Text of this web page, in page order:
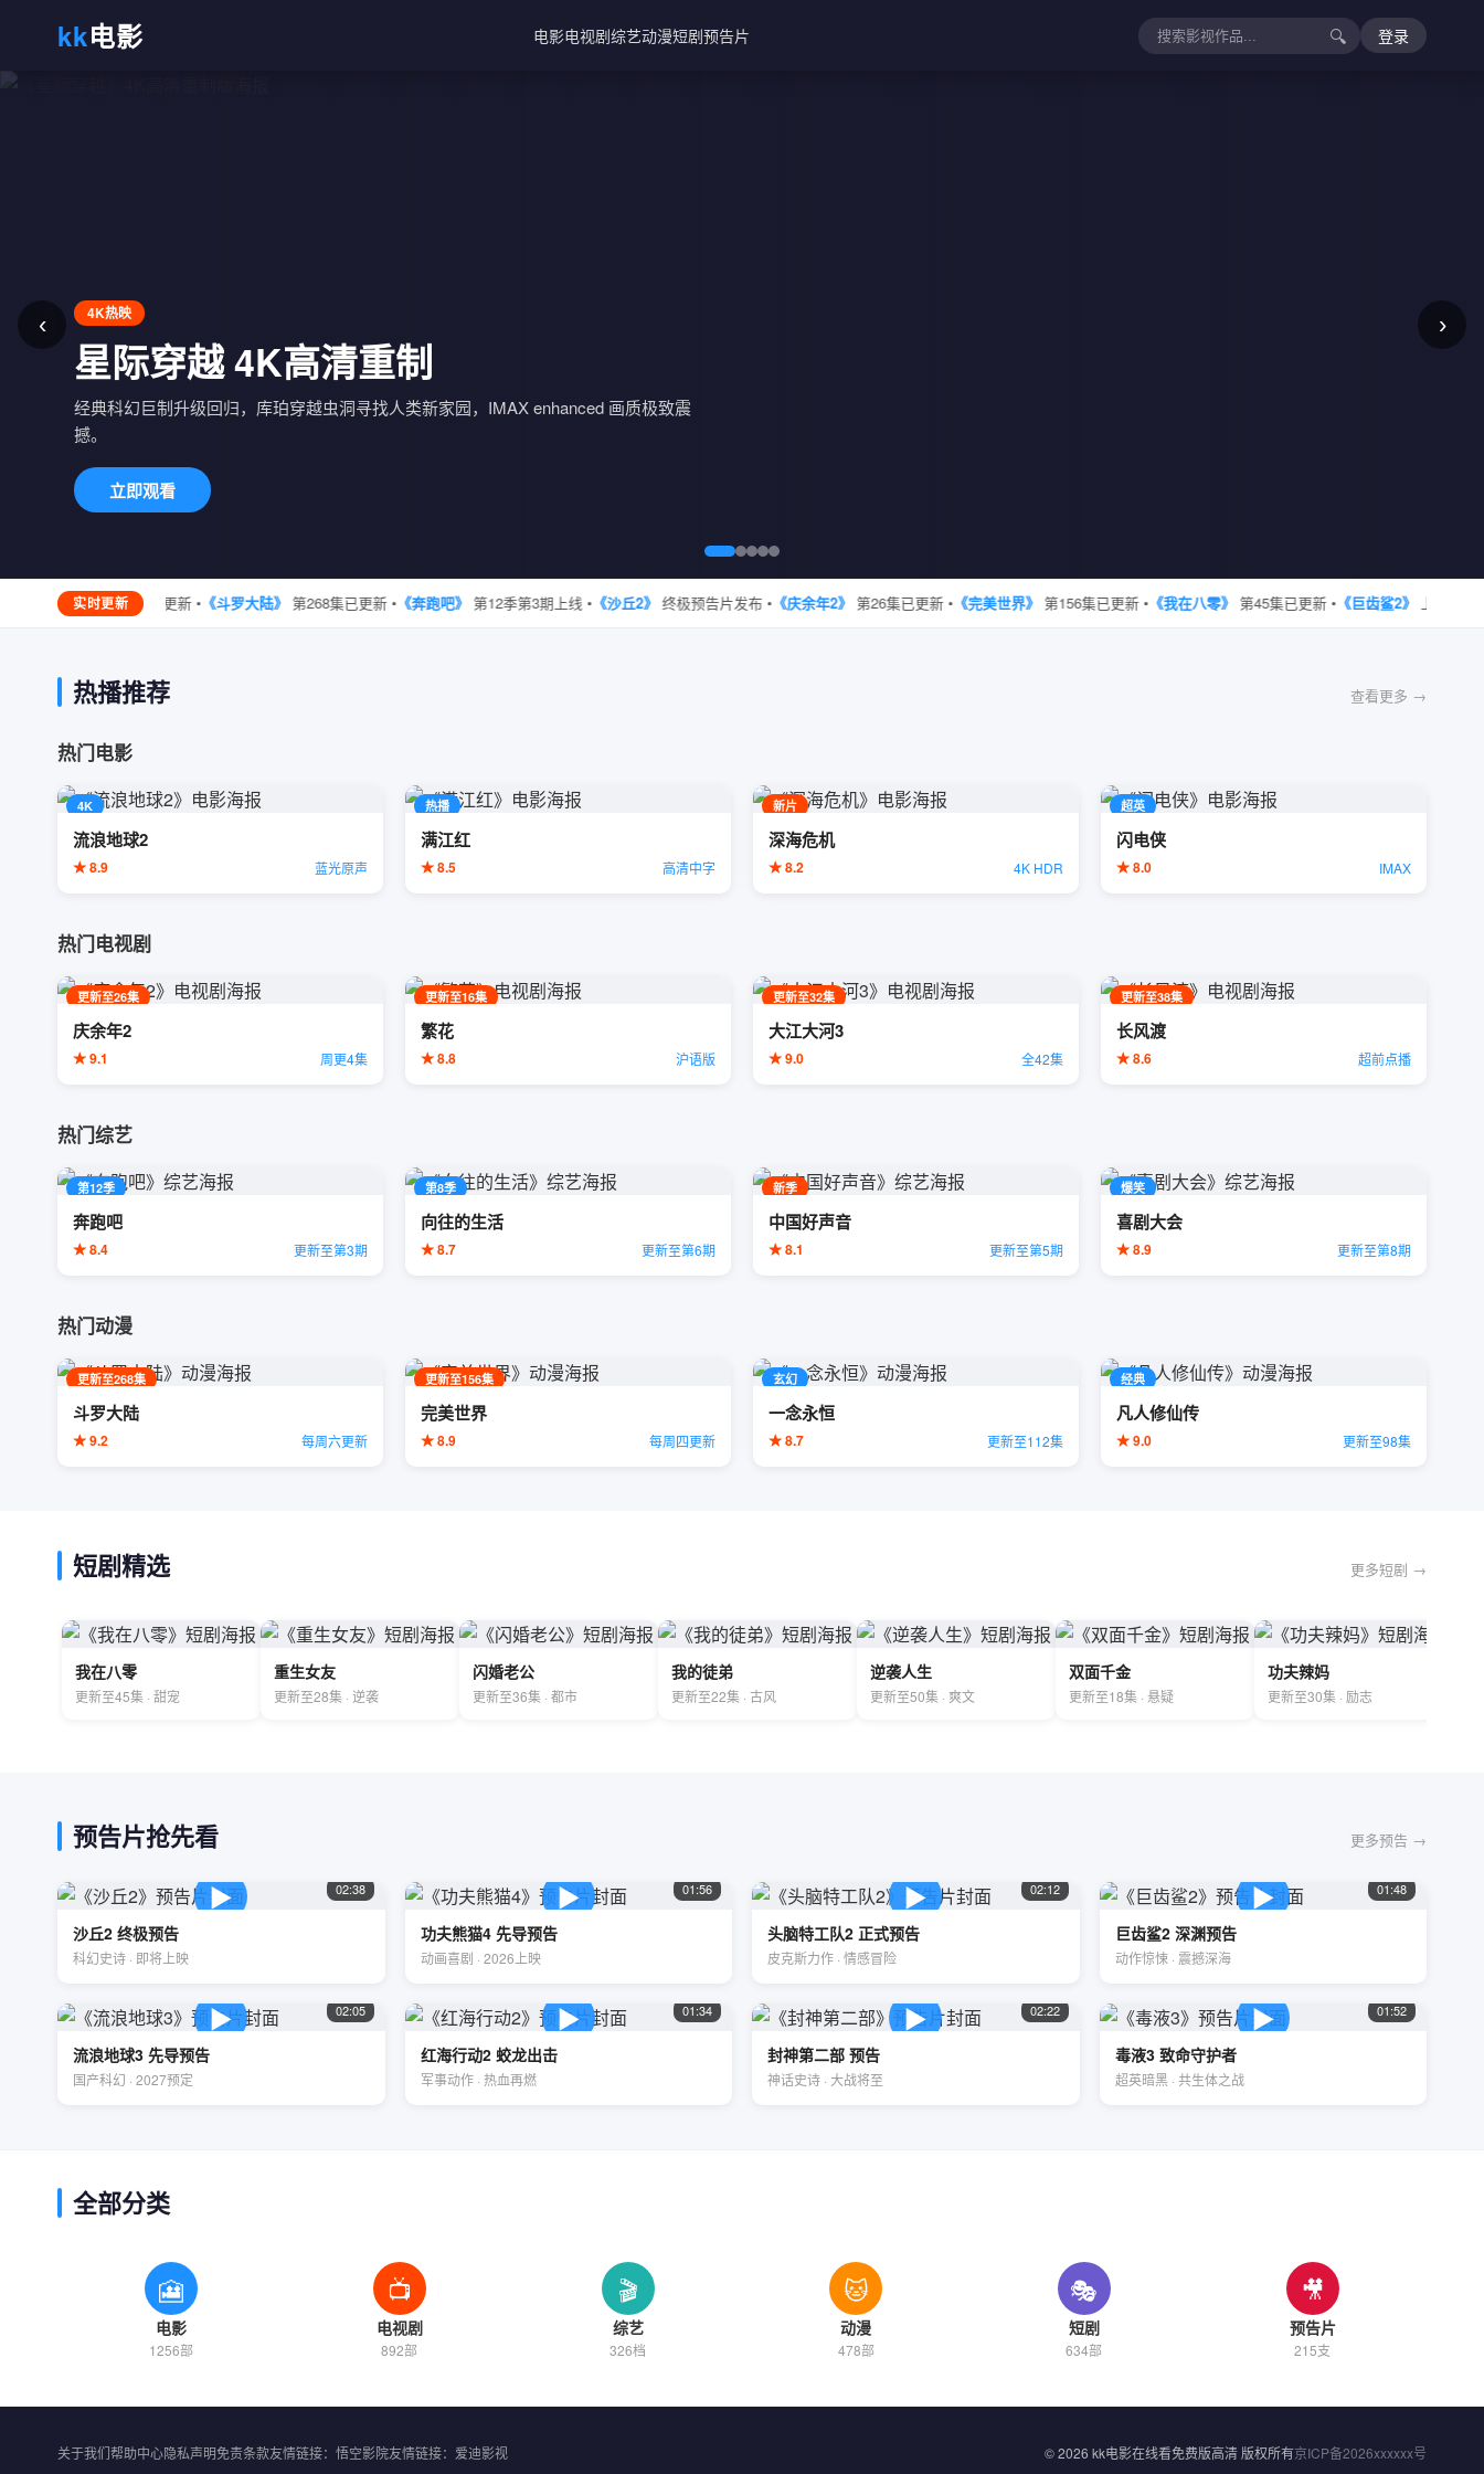
kk电影 电影电视剧综艺动漫短剧预告片 🔍 登录
4K热映
星际穿越 4K高清重制
经典科幻巨制升级回归，库珀穿越虫洞寻找人类新家园，IMAX enhanced 画质极致震
撼。
立即观看
热播剧集
长风渡 第38集更新
顾九思与柳玉茹携手共度乱世，情感与家国交织，年度古装大戏持续升温。
立即观看
‹ ›
实时更新
长风渡》 第38集已更新 •《斗罗大陆》第268集已更新 •《奔跑吧》第12季第3期上线 •《沙丘2》终极预告片发布 •《庆余年2》第26集已更新 •《完美世界》第156集已更新 •《我在八零》第45集已更新 •《巨齿鲨2》上线首周 •
热播推荐 查看更多 →
热门电影
4K
流浪地球2
★ 8.9 蓝光原声
热播
满江红
★ 8.5 高清中字
新片
深海危机
★ 8.2 4K HDR
超英
闪电侠
★ 8.0 IMAX
热门电视剧
更新至26集
庆余年2
★ 9.1 周更4集
更新至16集
繁花
★ 8.8 沪语版
更新至32集
大江大河3
★ 9.0 全42集
更新至38集
长风渡
★ 8.6 超前点播
热门综艺
第12季
奔跑吧
★ 8.4 更新至第3期
第8季
向往的生活
★ 8.7 更新至第6期
新季
中国好声音
★ 8.1 更新至第5期
爆笑
喜剧大会
★ 8.9 更新至第8期
热门动漫
更新至268集
斗罗大陆
★ 9.2 每周六更新
更新至156集
完美世界
★ 8.9 每周四更新
玄幻
一念永恒
★ 8.7 更新至112集
经典
凡人修仙传
★ 9.0 更新至98集
短剧精选 更多短剧 →
我在八零
更新至45集 · 甜宠
重生女友
更新至28集 · 逆袭
闪婚老公
更新至36集 · 都市
我的徒弟
更新至22集 · 古风
逆袭人生
更新至50集 · 爽文
双面千金
更新至18集 · 悬疑
功夫辣妈
更新至30集 · 励志
预告片抢先看 更多预告 →
▶ 02:38
沙丘2 终极预告
科幻史诗 · 即将上映
▶ 01:56
功夫熊猫4 先导预告
动画喜剧 · 2026上映
▶ 02:12
头脑特工队2 正式预告
皮克斯力作 · 情感冒险
▶ 01:48
巨齿鲨2 深渊预告
动作惊悚 · 震撼深海
▶ 02:05
流浪地球3 先导预告
国产科幻 · 2027预定
▶ 01:34
红海行动2 蛟龙出击
军事动作 · 热血再燃
▶ 02:22
封神第二部 预告
神话史诗 · 大战将至
▶ 01:52
毒液3 致命守护者
超英暗黑 · 共生体之战
全部分类
🎦
电影
1256部
📺
电视剧
892部
🎬
综艺
326档
🐱
动漫
478部
🎭
短剧
634部
🎥
预告片
215支
关于我们帮助中心隐私声明免责条款友情链接：悟空影院友情链接：爱迪影视 © 2026 kk电影在线看免费版高清 版权所有京ICP备2026xxxxxx号